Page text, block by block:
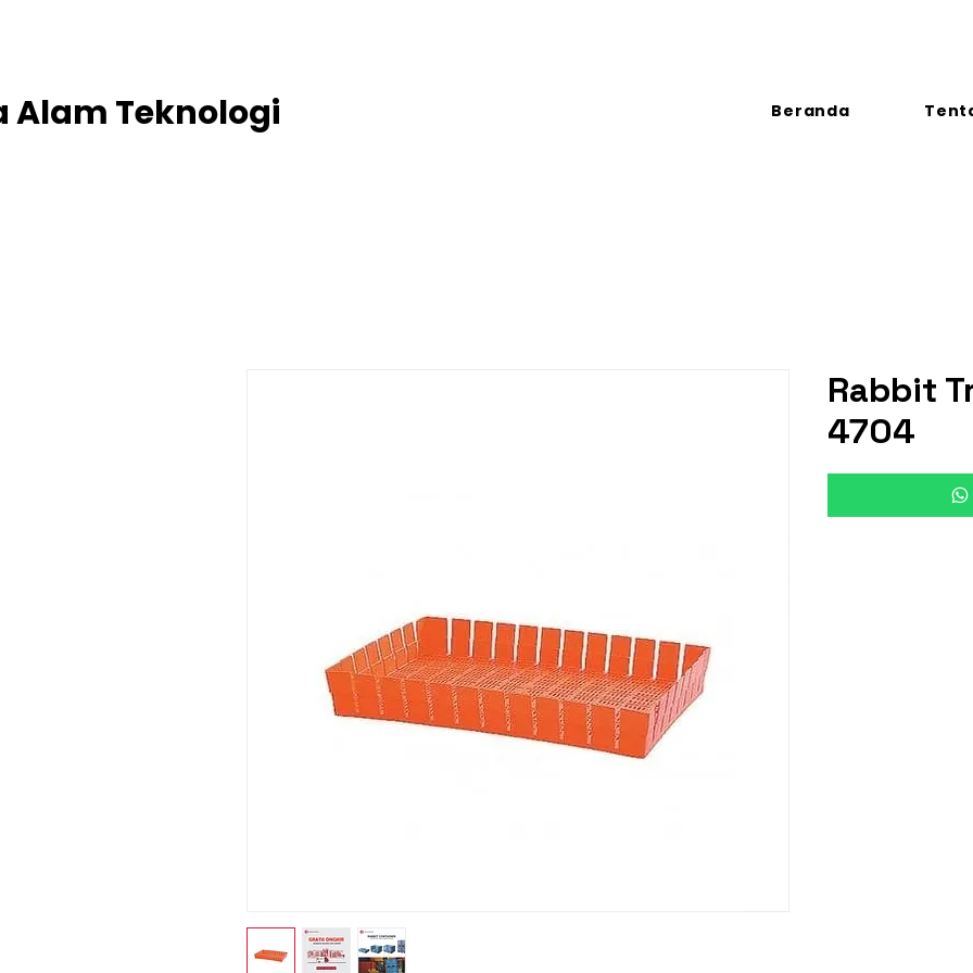
Alam Teknologi Beranda
Rabbit
4704